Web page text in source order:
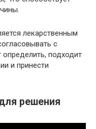
лекарственным
с
подходит
и принести
решения